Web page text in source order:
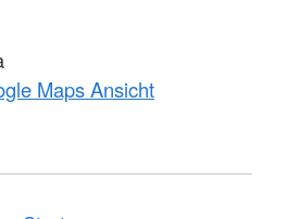
Maps Ansicht